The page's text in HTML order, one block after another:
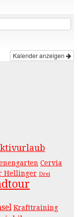
Kalender anzeigen
Cervia
Hellinger Drei
Krafttraining